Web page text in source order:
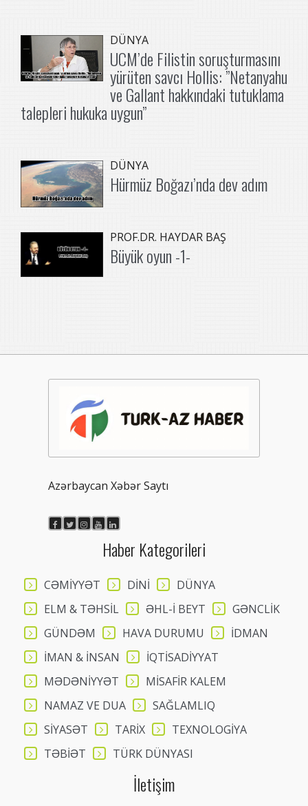
DÜNYA
UCM’de Filistin soruşturmasını
yürüten savcı Hollis: ”Netanyahu
ve Gallant hakkındaki tutuklama
talepleri hukuka uygun”
DÜNYA
Hürmüz Boğazı’nda dev adım
PROF.DR. HAYDAR BAŞ
Büyük oyun -1-
Azərbaycan Xəbər Saytı
Haber Kategorileri
CƏMİYYƏT DİNİ
DÜNYA
ELM & TƏHSİL
ƏHL-İ BEYT
GƏNCLİK
GÜNDƏM
HAVA DURUMU
İDMAN
İMAN & İNSAN
İQTİSADİYYAT
MƏDƏNİYYƏT
MİSAFİR KALEM
NAMAZ VE DUA
SAĞLAMLIQ
SİYASƏT
TARİX
TEXNOLOGİYA
TƏBİƏT
TÜRK DÜNYASI
İletişim